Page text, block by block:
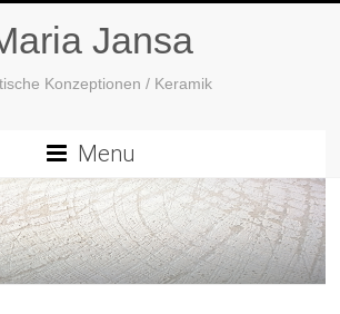
Jansa
Konzeptionen / Keramik
Menu